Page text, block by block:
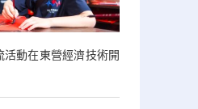
活動在東營經濟技術開